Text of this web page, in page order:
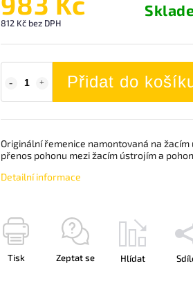
812 Kč bez DPH
Přidat do
Originální řemenice namontovaná na
přenos pohonu mezi žacím ústrojím a
Detailní informace
Tisk Zeptat se Hlídat